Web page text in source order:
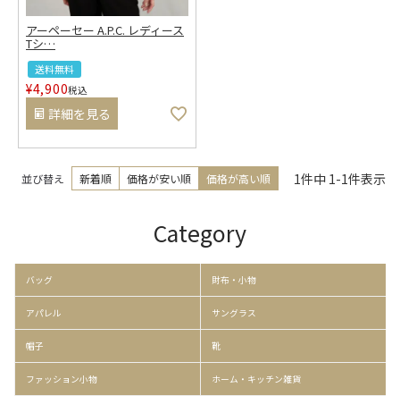
アーペーセー A.P.C. レディース
Tシ…
送料無料
¥4,900税込
詳細を見る
並び替え 新着順 価格が安い順 価格が高い順 1件中 1-1件表示
Category
バッグ 財布・小物
アパレル サングラス
帽子 靴
ファッション小物 ホーム・キッチン雑貨